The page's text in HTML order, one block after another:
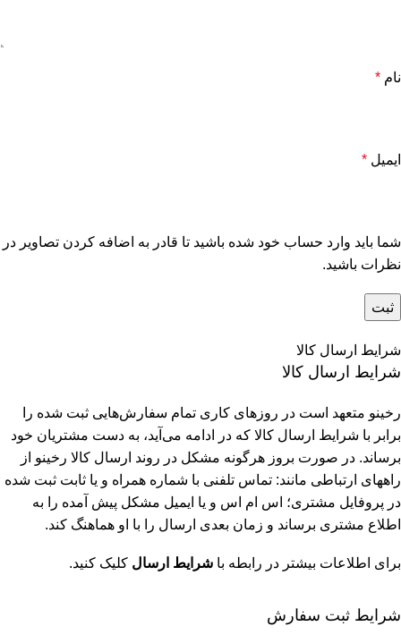
نام *
ایمیل *
شما باید وارد حساب خود شده باشید تا قادر به اضافه کردن تصاویر در
نظرات باشید.
شرایط ارسال کالا
شرایط ارسال کالا
رخینو متعهد است در روزهای کاری تمام سفارش‌هایی ثبت شده را
برابر با شرایط ارسال کالا که در ادامه می‌آید، به دست مشتریان خود
برساند. در صورت بروز هرگونه مشکل در روند ارسال کالا رخینو از
راههای ارتباطی مانند: تماس تلفنی با شماره همراه و یا ثابت ثبت شده
در پروفایل مشتری؛ اس ام اس و یا ایمیل مشکل پیش آمده را به
اطلاع مشتری برساند و زمان بعدی ارسال را با او هماهنگ کند.
برای اطلاعات بیشتر در رابطه با شرایط ارسال کلیک کنید.
شرایط ثبت سفارش